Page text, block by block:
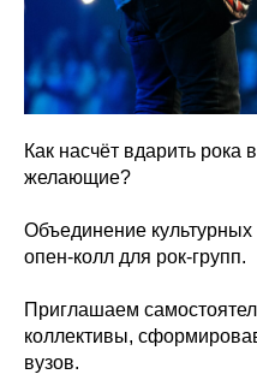
Как насчёт вдарить рока
желающие?
Объединение
опен-колл для рок-групп.
Приглашаем
коллективы,
вузов.